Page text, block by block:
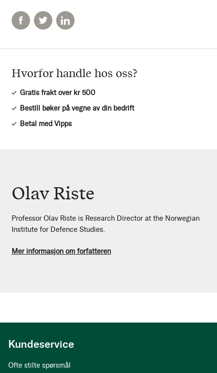
Hvorfor handle hos oss?
Gratis frakt over kr 500
Bestill bøker på vegne av din bedrift
Betal med Vipps
Olav Riste
Professor Olav Riste is Research Director at the Norwegian
Institute for Defence Studies.
Mer informasjon om forfatteren
Kundeservice
Ofte stilte spørsmål